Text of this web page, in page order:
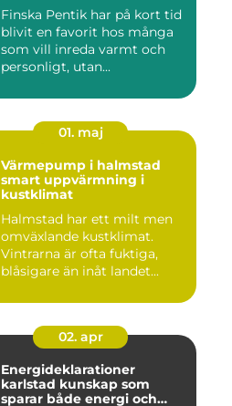
Finska Pentik har på kort tid
blivit en favorit hos många
som vill inreda varmt och
personligt, utan...
01. maj
Värmepump i halmstad
smart uppvärmning i
kustklimat
Halmstad har ett milt men
omväxlande kustklimat.
Vintrarna är ofta fuktiga,
blåsigare än inåt landet...
02. apr
Energideklarationer
karlstad kunskap som
sparar både energi och